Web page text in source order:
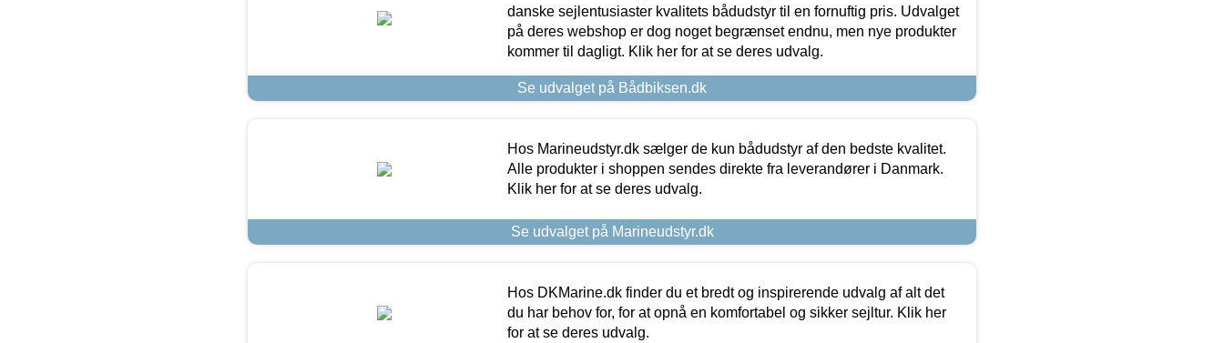
danske sejlentusiaster kvalitets bådudstyr til en fornuftig pris. Udvalget
på deres webshop er dog noget begrænset endnu, men nye produkter
kommer til dagligt. Klik her for at se deres udvalg.
Se udvalget på Bådbiksen.dk
Hos Marineudstyr.dk sælger de kun bådudstyr af den bedste kvalitet.
Alle produkter i shoppen sendes direkte fra leverandører i Danmark.
Klik her for at se deres udvalg.
Se udvalget på Marineudstyr.dk
Hos DKMarine.dk finder du et bredt og inspirerende udvalg af alt det
du har behov for, for at opnå en komfortabel og sikker sejltur. Klik her
for at se deres udvalg.